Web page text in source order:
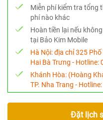
Miễn phí kiểm tra tổng
phí nào khác
Hoàn tiền lại nếu
tại Bảo Kim Mobile
Hà Nội:địa chỉ 325
Hai Bà Trưng - Hotline:
Khánh Hòa: (Hoàng
TP. Nha Trang - Hotline:
Đặt lịch